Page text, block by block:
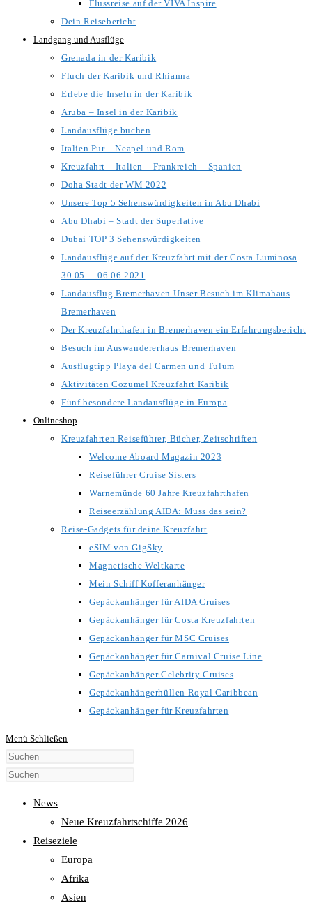
Flussreise auf der VIVA Inspire
Dein Reisebericht
Landgang und Ausflüge
Grenada in der Karibik
Fluch der Karibik und Rhianna
Erlebe die Inseln in der Karibik
Aruba – Insel in der Karibik
Landausflüge buchen
Italien Pur – Neapel und Rom
Kreuzfahrt – Italien – Frankreich – Spanien
Doha Stadt der WM 2022
Unsere Top 5 Sehenswürdigkeiten in Abu Dhabi
Abu Dhabi – Stadt der Superlative
Dubai TOP 3 Sehenswürdigkeiten
Landausflüge auf der Kreuzfahrt mit der Costa Luminosa
30.05. – 06.06.2021
Landausflug Bremerhaven-Unser Besuch im Klimahaus
Bremerhaven
Der Kreuzfahrthafen in Bremerhaven ein Erfahrungsbericht
Besuch im Auswandererhaus Bremerhaven
Ausflugtipp Playa del Carmen und Tulum
Aktivitäten Cozumel Kreuzfahrt Karibik
Fünf besondere Landausflüge in Europa
Onlineshop
Kreuzfahrten Reiseführer, Bücher, Zeitschriften
Welcome Aboard Magazin 2023
Reiseführer Cruise Sisters
Warnemünde 60 Jahre Kreuzfahrthafen
Reiseerzählung AIDA: Muss das sein?
Reise-Gadgets für deine Kreuzfahrt
eSIM von GigSky
Magnetische Weltkarte
Mein Schiff Kofferanhänger
Gepäckanhänger für AIDA Cruises
Gepäckanhänger für Costa Kreuzfahrten
Gepäckanhänger für MSC Cruises
Gepäckanhänger für Carnival Cruise Line
Gepäckanhänger Celebrity Cruises
Gepäckanhängerhüllen Royal Caribbean
Gepäckanhänger für Kreuzfahrten
Menü Schließen
Diese
Website
News
Neue Kreuzfahrtschiffe 2026
Reiseziele
Europa
Afrika
Asien